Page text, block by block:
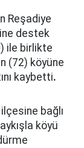
Reşadiye
destek
ile birlikte
(72) köyüne
kaybetti.
bağlı
köyü